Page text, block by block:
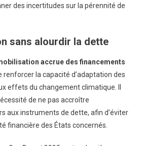
des incertitudes sur la pérennité de
sans alourdir la dette
accrue des financements
renforcer la capacité d’adaptation des
effets du changement climatique. Il
de ne pas accroître
aux instruments de dette, afin d’éviter
financière des États concernés.